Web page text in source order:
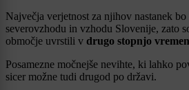
Največja verjetnost za njihov nastanek bo
severovzhodu in vzhodu Slovenije, zato
območje uvrstili v drugo stopnjo
Posamezne močnejše nevihte, ki lahko
sicer možne tudi drugod po državi.